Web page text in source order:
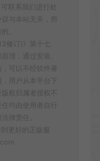
联系我们进行处
与本站无关，所
。
修订)》第十七
理，通过安装、
可以不经软件著
用户从本平台下
权归属者授权不
均由使用者自行
律责任。
更好的正版服